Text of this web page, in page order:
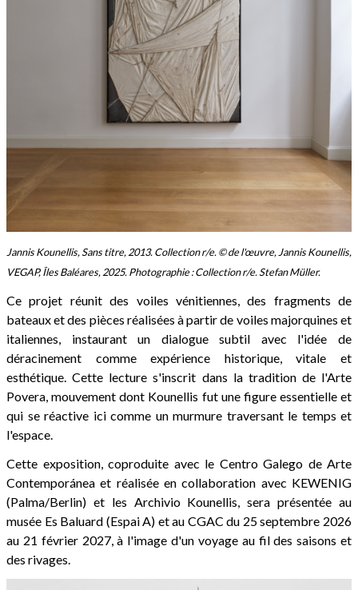
Jannis Kounellis, Sans titre, 2013. Collection r/e. © de l'œuvre, Jannis Kounellis,
VEGAP, Îles Baléares, 2025. Photographie : Collection r/e. Stefan Müller.
Ce projet réunit des voiles vénitiennes, des fragments de
bateaux et des pièces réalisées à partir de voiles majorquines et
italiennes, instaurant un dialogue subtil avec l'idée de
déracinement comme expérience historique, vitale et
esthétique. Cette lecture s'inscrit dans la tradition de l'Arte
Povera, mouvement dont Kounellis fut une figure essentielle et
qui se réactive ici comme un murmure traversant le temps et
l'espace.
Cette exposition, coproduite avec le Centro Galego de Arte
Contemporánea et réalisée en collaboration avec KEWENIG
(Palma/Berlin) et les Archivio Kounellis, sera présentée au
musée Es Baluard (Espai A) et au CGAC du 25 septembre 2026
au 21 février 2027, à l'image d'un voyage au fil des saisons et
des rivages.